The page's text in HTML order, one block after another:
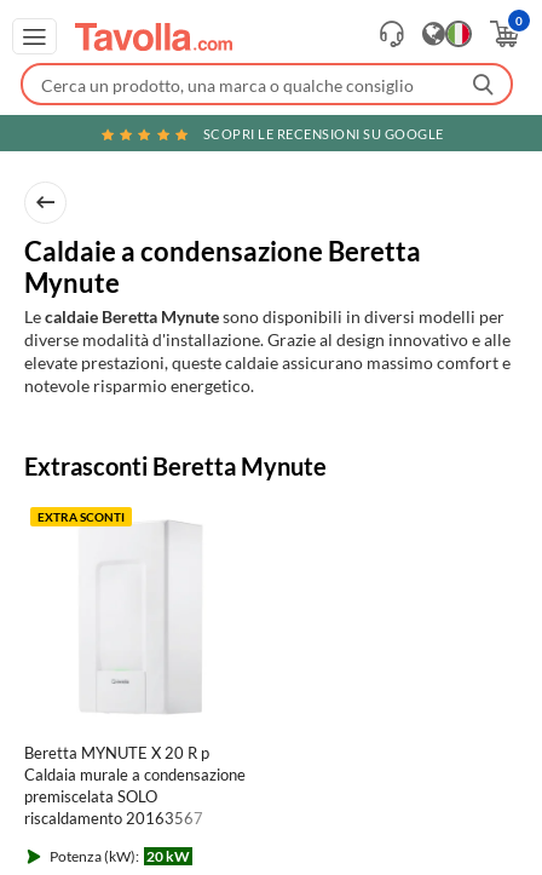
0
SCOPRI LE RECENSIONI SU GOOGLE
Caldaie a condensazione Beretta
Mynute
Lecaldaie Beretta Mynutesono disponibili in diversi modelli per
diverse modalità d'installazione. Grazie al design innovativo e alle
elevate prestazioni, queste caldaie assicurano massimo comfort e
notevole risparmio energetico.
in
evidenza
Extrasconti Beretta Mynute
EXTRA SCONTI
Beretta MYNUTE X 20 R p
Caldaia murale a condensazione
premiscelata SOLO
riscaldamento 20163567
Potenza (kW): 20 kW